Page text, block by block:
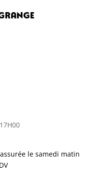
le samedi matin